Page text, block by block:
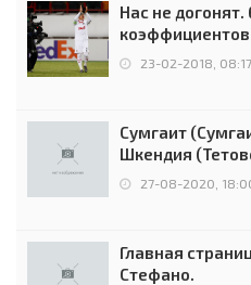
Нас не
Россией
23-02-2018, 08:17
Сумгаит
Шкендия
0:2 (0:0)
27-08-2020,
Главная
Стефано.